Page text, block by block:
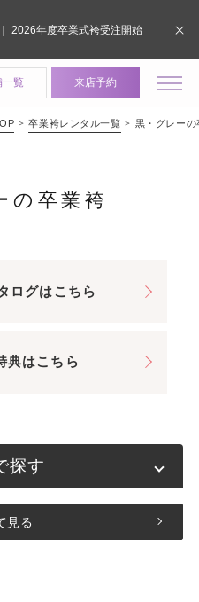
一覧 来店予約
卒業袴レンタル一覧 黒・グレー
の卒業袴
ログはこちら
典はこちら
探す
見る
2026年度卒業式袴受注開始